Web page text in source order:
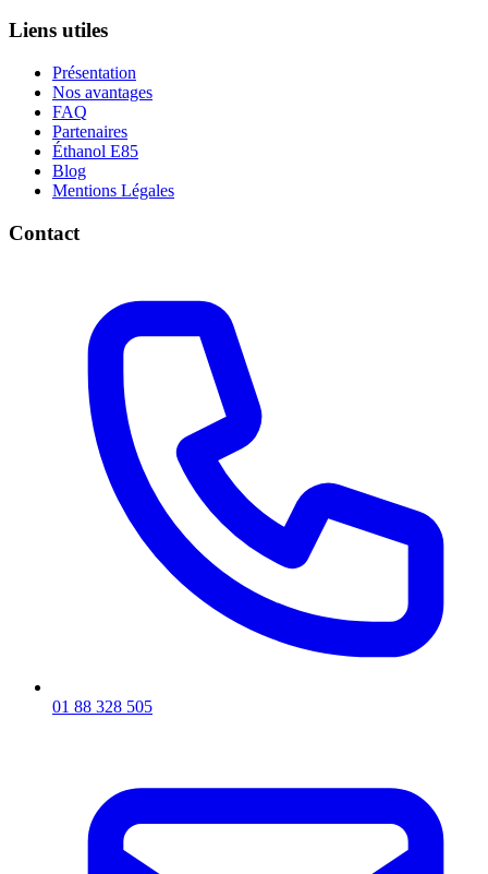
Liens utiles
Présentation
Nos avantages
FAQ
Partenaires
Éthanol E85
Blog
Mentions Légales
Contact
01 88 328 505